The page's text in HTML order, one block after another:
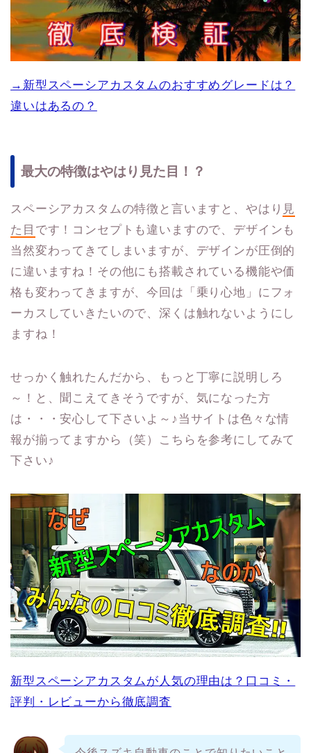
→新型スペーシアカスタムのおすすめグレードは？
違いはあるの？
最大の特徴はやはり見た目！？
スペーシアカスタムの特徴と言いますと、やはり 見
た目 です！コンセプトも違いますので、デザインも
当然変わってきてしまいますが、デザインが圧倒的
に違いますね！その他にも搭載されている機能や価
格も変わってきますが、今回は「乗り心地」にフォ
ーカスしていきたいので、深くは触れないようにし
ますね！
せっかく触れたんだから、もっと丁寧に説明しろ
～！と、聞こえてきそうですが、気になった方
は・・・安心して下さいよ～♪当サイトは色々な情
報が揃ってますから（笑）こちらを参考にしてみて
下さい♪
新型スペーシアカスタムが人気の理由は？口コミ・
評判・レビューから徹底調査